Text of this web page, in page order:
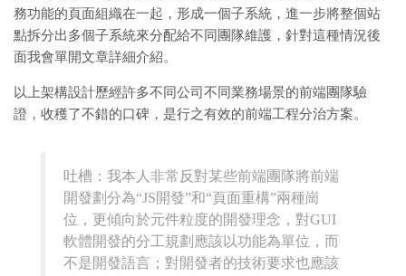
務功能的頁面組織在一起，形成一個子系統，進一步將整個站
點拆分出多個子系統來分配給不同團隊維護，針對這種情況後
面我會單開文章詳細介紹。
以上架構設計歷經許多不同公司不同業務場景的前端團隊驗
證，收穫了不錯的口碑，是行之有效的前端工程分治方案。
吐槽：我本人非常反對某些前端團隊將前端
開發劃分為“JS開發”和“頁面重構”兩種崗
位，更傾向於元件粒度的開發理念，對GUI
軟體開發的分工規劃應該以功能為單位，而
不是開發語言；對開發者的技術要求也應該